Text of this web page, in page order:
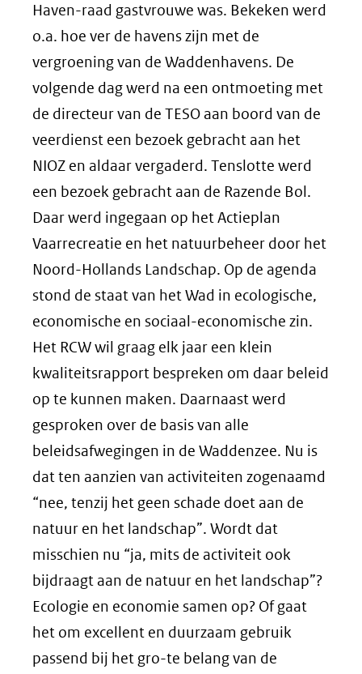
Haven-raad gastvrouwe was. Bekeken werd
o.a. hoe ver de havens zijn met de
vergroening van de Waddenhavens. De
volgende dag werd na een ontmoeting met
de directeur van de TESO aan boord van de
veerdienst een bezoek gebracht aan het
NIOZ en aldaar vergaderd. Tenslotte werd
een bezoek gebracht aan de Razende Bol.
Daar werd ingegaan op het Actieplan
Vaarrecreatie en het natuurbeheer door het
Noord-Hollands Landschap. Op de agenda
stond de staat van het Wad in ecologische,
economische en sociaal-economische zin.
Het RCW wil graag elk jaar een klein
kwaliteitsrapport bespreken om daar beleid
op te kunnen maken. Daarnaast werd
gesproken over de basis van alle
beleidsafwegingen in de Waddenzee. Nu is
dat ten aanzien van activiteiten zogenaamd
“nee, tenzij het geen schade doet aan de
natuur en het landschap”. Wordt dat
misschien nu “ja, mits de activiteit ook
bijdraagt aan de natuur en het landschap”?
Ecologie en economie samen op? Of gaat
het om excellent en duurzaam gebruik
passend bij het gro-te belang van de